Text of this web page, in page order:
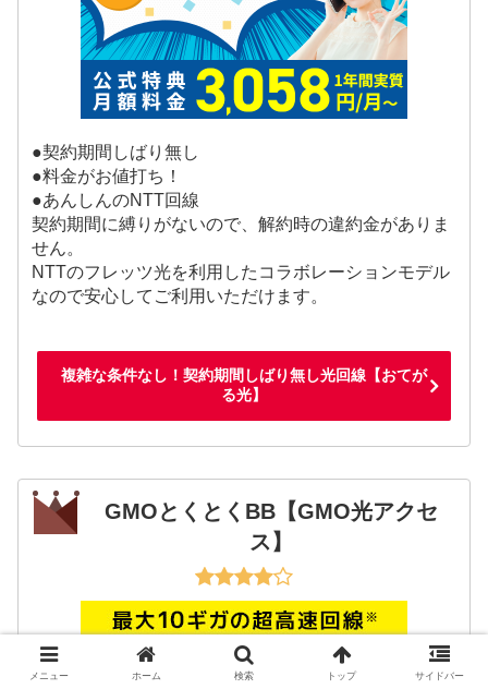
●契約期間しばり無し
●料金がお値打ち！
●あんしんのNTT回線
契約期間に縛りがないので、解約時の違約金がありま
せん。
NTTのフレッツ光を利用したコラボレーションモデル
なので安心してご利用いただけます。
複雑な条件なし！契約期間しばり無し光回線【おてが
る光】
GMOとくとくBB【GMO光アクセ
ス】
メニュー ホーム 検索 トップ サイドバー